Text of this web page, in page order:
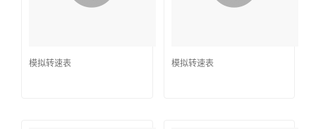
模拟转速表 模拟转速表